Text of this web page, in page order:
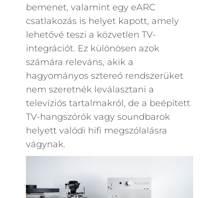
bemenet, valamint egy eARC
csatlakozás is helyet kapott, amely
lehetővé teszi a közvetlen TV-
integrációt. Ez különösen azok
számára releváns, akik a
hagyományos sztereó rendszerüket
nem szeretnék leválasztani a
televíziós tartalmakról, de a beépített
TV-hangszórók vagy soundbarok
helyett valódi hifi megszólalásra
vágynak.